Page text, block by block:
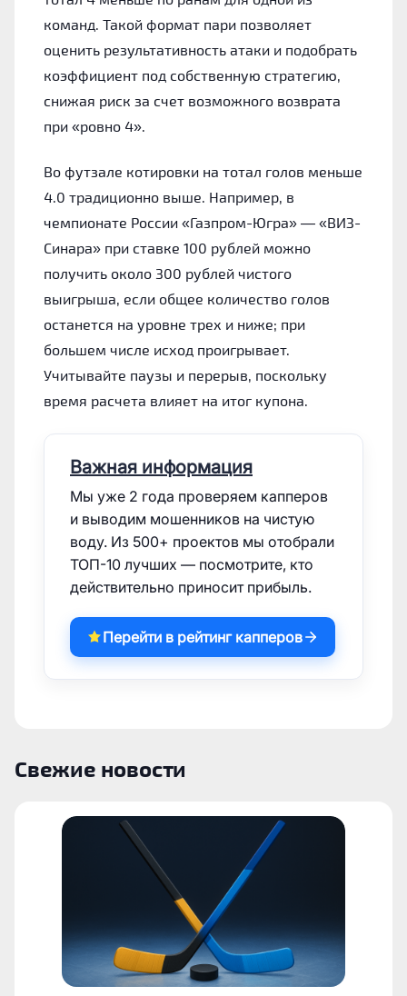
команд. Такой формат пари позволяет
оценить результативность атаки и подобрать
коэффициент под собственную стратегию,
снижая риск за счет возможного возврата
при «ровно 4».
Во футзале котировки на тотал голов меньше
4.0 традиционно выше. Например, в
чемпионате России «Газпром-Югра» — «ВИЗ-
Синара» при ставке 100 рублей можно
получить около 300 рублей чистого
выигрыша, если общее количество голов
останется на уровне трех и ниже; при
большем числе исход проигрывает.
Учитывайте паузы и перерыв, поскольку
время расчета влияет на итог купона.
Важная информация
Мы уже 2 года проверяем капперов
и выводим мошенников на чистую
воду. Из 500+ проектов мы отобрали
ТОП-10 лучших — посмотрите, кто
действительно приносит прибыль.
Перейти в рейтинг капперов
Свежие новости